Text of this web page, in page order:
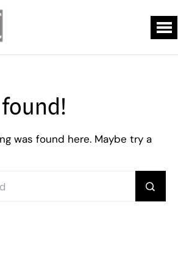
was found here. Maybe try a